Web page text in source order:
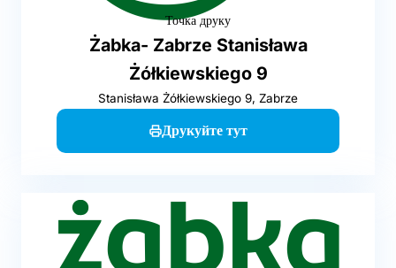
Точка друку
Żabka- Zabrze Stanisława
Żółkiewskiego 9
Stanisława Żółkiewskiego 9, Zabrze
Друкуйте тут